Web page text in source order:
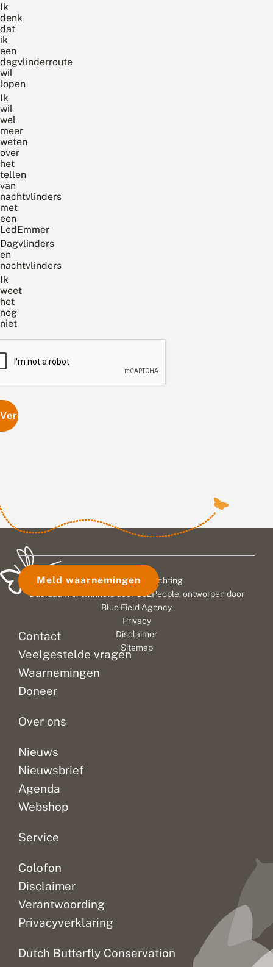
Ik
denk
dat
ik
een
dagvlinderroute
wil
lopen
Ik
wil
wel
meer
weten
over
het
tellen
van
nachtvlinders
met
een
LedEmmer
Dagvlinders
en
nachtvlinders
Ik
weet
het
nog
niet
Versturen
Contact
Veelgestelde vragen
Waarnemingen
Doneer
Over ons
Nieuws
Nieuwsbrief
Agenda
Webshop
Service
Colofon
Disclaimer
Verantwoording
Privacyverklaring
Dutch Butterfly Conservation
Meld waarnemingen
© 2026 Vlinderstichting
Duurzaam ontwikkeld door
Go2People, ontworpen door
Blue Field Agency
Privacy
Disclaimer
Sitemap